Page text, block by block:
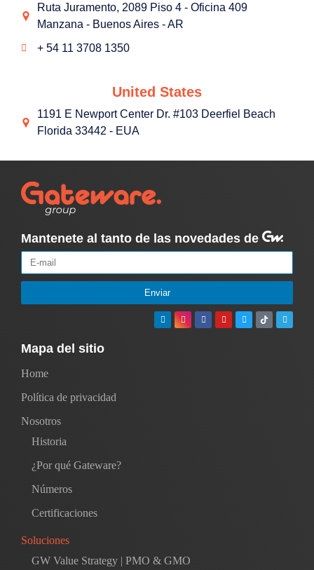
Ruta Juramento, 2089 Piso 4 - Oficina 409
Manzana - Buenos Aires - AR
+ 54 11 3708 1350
United States
1191 E Newport Center Dr. #103 Deerfiel Beach
Florida 33442 - EUA
Mantenete al tanto de las novedades de
Enviar
Mapa del sitio
Home
Política de privacidad
Nosotros
Historia
¿Por qué Gateware?
Números
Certificaciones
Soluciones
GW Value Strategy | PMO & GMO